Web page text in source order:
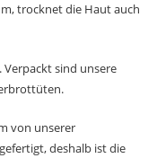
trocknet die Haut auch
Verpackt sind unsere
von unserer
deshalb ist die